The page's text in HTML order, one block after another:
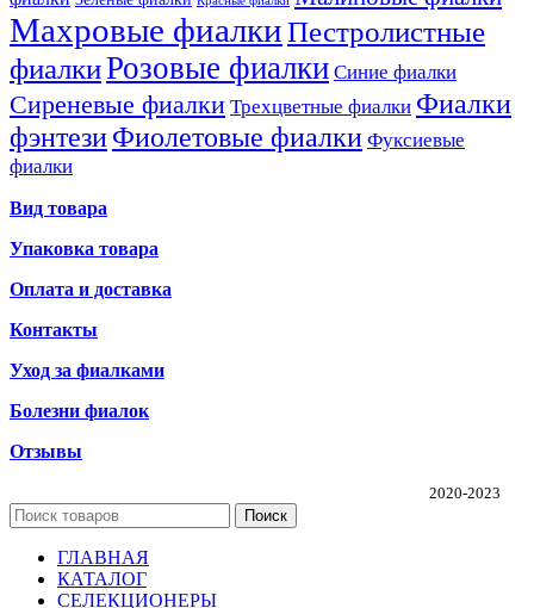
Махровые фиалкиПестролистные
фиалкиРозовые фиалки Синие фиалки
Сиреневые фиалки Трехцветные фиалки Фиалки
фэнтезиФиолетовые фиалки Фуксиевые
фиалки
Вид товара
Упаковка товара
Оплата и доставка
Контакты
Уход за фиалками
Болезни фиалок
Отзывы
2020-2023
Поиск
ГЛАВНАЯ
КАТАЛОГ
СЕЛЕКЦИОНЕРЫ